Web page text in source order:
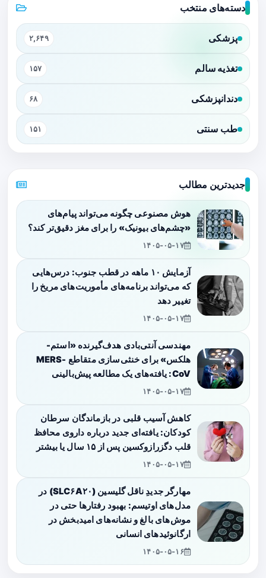
دسته‌های منتخب
پزشکی ۲,۶۴۹
تغذیه سالم ۱۵۷
دندانپزشکی ۶۸
طب سنتی ۱۵۱
جدیدترین مطالب
هوش مصنوعی چگونه می‌تواند پیام‌های
«چشم‌های بیونیک» را برای مغز دقیق‌تر کند؟
۱۴۰۵-۰۵-۱۷
آزمایش ۱۰ ماهه در قطب جنوب: درس‌هایی
که می‌تواند برنامه‌های مأموریت‌های مریخ را
تغییر دهد
۱۴۰۵-۰۵-۱۷
مهندسی آنتی‌بادی هدف‌گیرنده «استم-
هلکس» برای خنثی‌سازی متقاطع MERS-
CoV: یافته‌های یک مطالعه پیش‌بالینی
۱۴۰۵-۰۵-۱۷
کاهش آسیب قلبی در بازماندگان سرطان
کودکان: یافته‌ای جدید درباره داروی محافظ
قلب دگزرازوکسین پس از ۱۵ سال یا بیشتر
۱۴۰۵-۰۵-۱۷
مهارگر جدیدِ ناقل گلیسین (SLC۶A۲۰) در
مدل‌های اوتیسم: بهبود رفتارها حتی در
موش‌های بالغ و نشانه‌های امیدبخش در
ارگانوئیدهای انسانی
۱۴۰۵-۰۵-۱۶